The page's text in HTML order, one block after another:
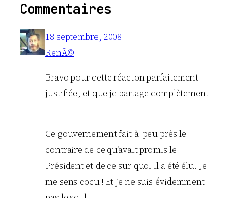
Commentaires
18 septembre, 2008
RenÃ©
Bravo pour cette réacton parfaitement
justifiée, et que je partage complètement
!
Ce gouvernement fait à peu près le
contraire de ce qu’avait promis le
Président et de ce sur quoi il a été élu. Je
me sens cocu ! Et je ne suis évidemment